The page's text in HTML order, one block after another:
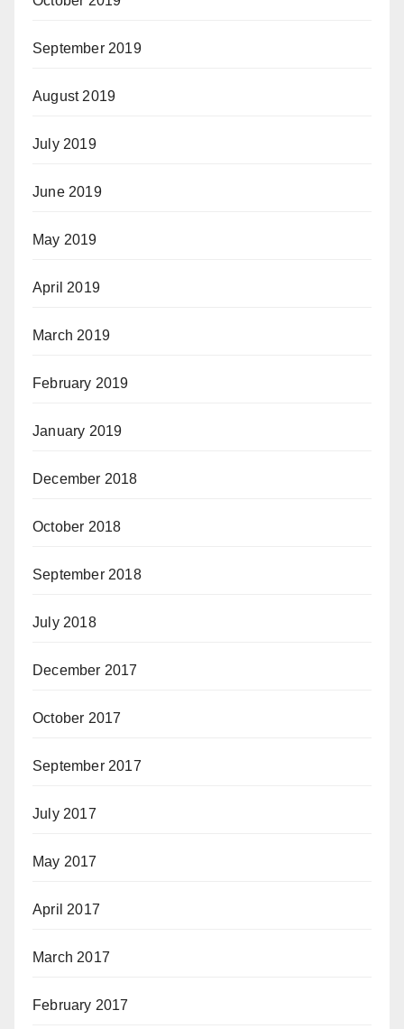
September 2019
August 2019
July 2019
June 2019
May 2019
April 2019
March 2019
February 2019
January 2019
December 2018
October 2018
September 2018
July 2018
December 2017
October 2017
September 2017
July 2017
May 2017
April 2017
March 2017
February 2017